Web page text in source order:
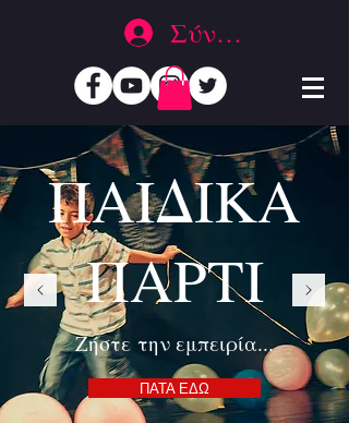
Σύνδεση
ΠΑΙΔΙΚΑ
ΠΑΡΤΙ
Ζήστε την εμπειρία...
ΠΑΤΑ ΕΔΩ